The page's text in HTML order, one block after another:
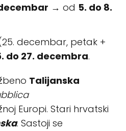
→ od 5. do 8.
decembar, petak +
do 27. decembra.
Talijanska
Europi. Stari hrvatski
. Sastoji se